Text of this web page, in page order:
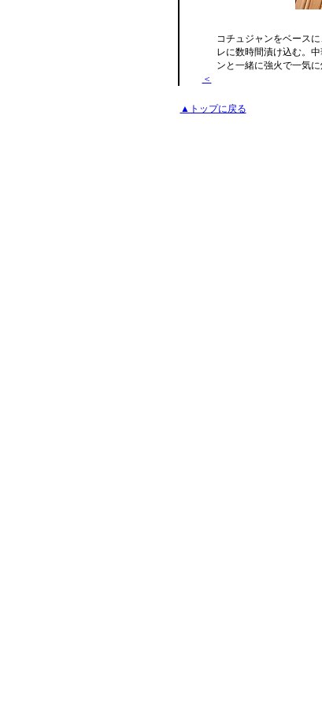
コチュジャンをベース
レに数時間漬け込む。
ンと一緒に強火で一気に
＜
▲トップに戻る